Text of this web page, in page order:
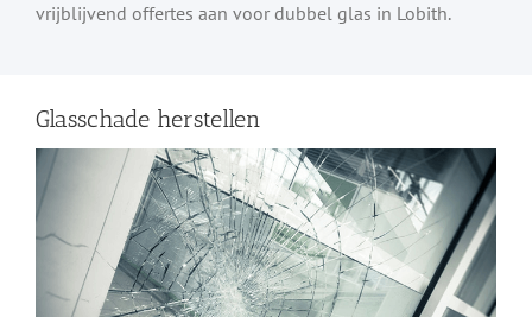
vrijblijvend offertes aan voor dubbel glas in Lobith.
Glasschade herstellen